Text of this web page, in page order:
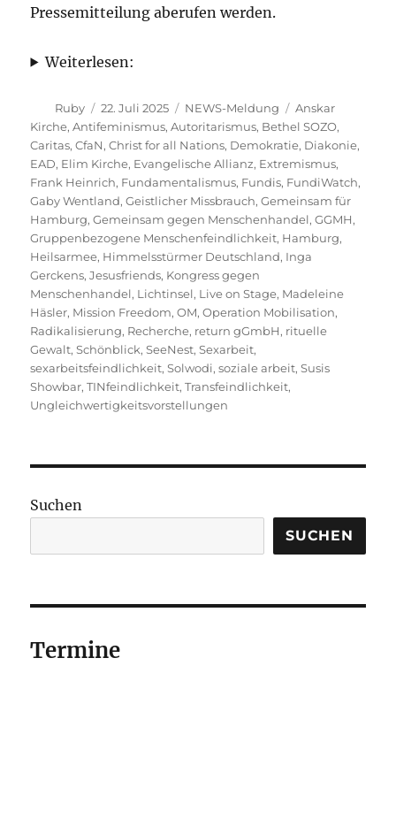
Pressemitteilung aberufen werden.
Weiterlesen:
Autor
Ruby
Veröffentlicht
am
22. Juli 2025 Kategorien
NEWS-Meldung Schlagwörter
Anskar
Kirche,Antifeminismus,Autoritarismus, Bethel SOZO,
Caritas,CfaN,Christ for all Nations, Demokratie, Diakonie,
EAD, Elim Kirche, Evangelische Allianz, Extremismus,
Frank Heinrich, Fundamentalismus, Fundis, FundiWatch,
Gaby Wentland,Geistlicher Missbrauch,Gemeinsam für
Hamburg,Gemeinsam gegen Menschenhandel,GGMH,
Gruppenbezogene Menschenfeindlichkeit, Hamburg,
Heilsarmee, Himmelsstürmer Deutschland, Inga
Gerckens,Jesusfriends, Kongress gegen
Menschenhandel, Lichtinsel, Live on Stage, Madeleine
Häsler, Mission Freedom,OM,Operation Mobilisation,
Radikalisierung, Recherche, return gGmbH, rituelle
Gewalt,Schönblick,SeeNest,Sexarbeit,
sexarbeitsfeindlichkeit,Solwodi,soziale arbeit,Susis
Showbar,TINfeindlichkeit,Transfeindlichkeit,
Ungleichwertigkeitsvorstellungen
Suchen
SUCHEN
Termine